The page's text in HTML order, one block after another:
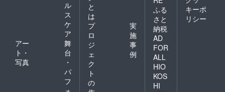
ル
ス
ケ
ア
アー
ト・
写真
舞
台
・
パ
フ
と
は
プ
ロ
ジ
ェ
ク
ト
の
実
施
事
例
ふる
さと
納税
AD
FOR
ALL
HIO
KOS
HI
キーポ
リシー